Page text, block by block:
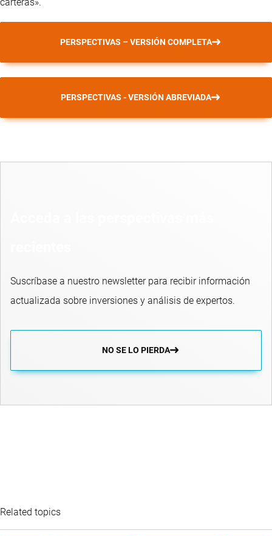
carteras».
PERSPECTIVAS – VERSIÓN COMPLETA
PERSPECTIVAS - VERSIÓN ABREVIADA
Suscríbase a nuestro newsletter para recibir información
actualizada sobre inversiones y análisis de expertos.
NO SE LO PIERDA
Related topics